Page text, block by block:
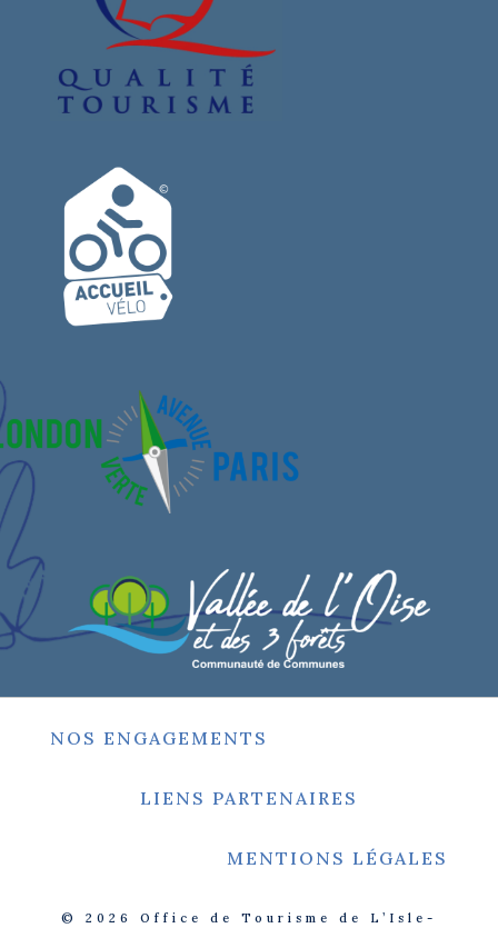
NOS ENGAGEMENTS
LIENS PARTENAIRES
MENTIONS LÉGALES
© 2026
Office de Tourisme de L’Isle-